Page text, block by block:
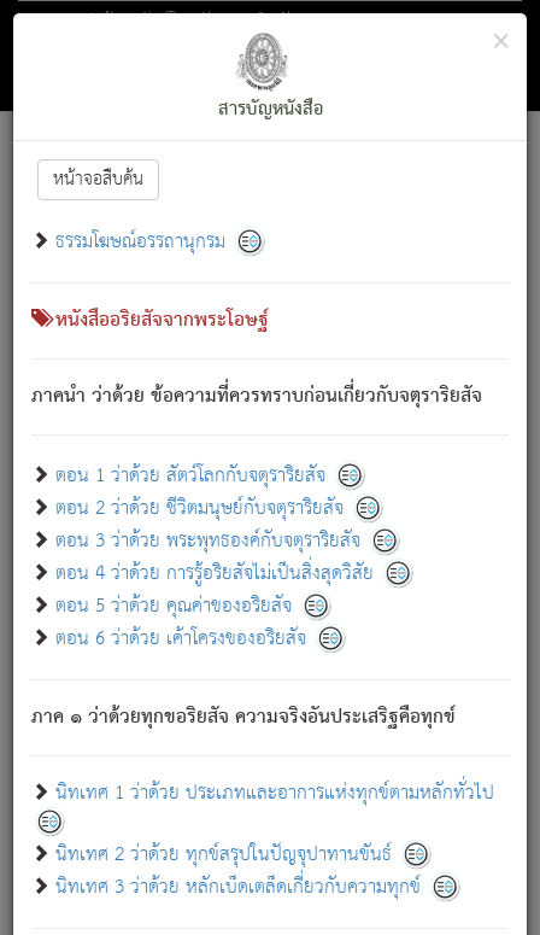
ตอน 1 ว่าด้วย สัตว์โลกกับจตุราริยสัจ
สารบัญ×
สารบัญหนังสือ
หน้าจอสืบค้น
ธรรมโฆษณ์อรรถานุกรม
หนังสืออริยสัจจากพระโอษฐ์
ภาคนำ ว่าด้วย ข้อความที่ควรทราบก่อนเกี่ยวกับจตุราริยสัจ
ตอน 1 ว่าด้วย สัตว์โลกกับจตุราริยสัจ
ตอน 2 ว่าด้วย ชีวิตมนุษย์กับจตุราริยสัจ
ตอน 3 ว่าด้วย พระพุทธองค์กับจตุราริยสัจ
ตอน 4 ว่าด้วย การรู้อริยสัจไม่เป็นสิ่งสุดวิสัย
ตอน 5 ว่าด้วย คุณค่าของอริยสัจ
ตอน 6 ว่าด้วย เค้าโครงของอริยสัจ
ภาค ๑ ว่าด้วยทุกขอริยสัจ ความจริงอันประเสริฐคือทุกข์
นิทเทศ 1 ว่าด้วย ประเภทและอาการแห่งทุกข์ตามหลักทั่วไป
นิทเทศ 2 ว่าด้วย ทุกข์สรุปในปัญจุปาทานขันธ์
นิทเทศ 3 ว่าด้วย หลักเบ็ดเตล็ดเกี่ยวกับความทุกข์
Font :15 ]||
สัตว์โลกนี้ เกิดความเดือดร้อนแล้ว มีผัสสะบังหน้า
เขาสำคัญสิ่งใด โดยความเป็นประการใด แต่สิ่งนั้นย่อมเป็น
(ตามที่เป็นจริง) โดยประการอื่นจากที่เขาสำคัญนั้น
สัตว์โลกติดข้องอยู่ในภพ ถูกภพบังหน้าแล้ว มีภพโดยความ
เป็นอย่างอื่น (จากที่มันเป็นอยู่จริง) จึงได้เพลิดเพลินยิ่งนักในภพ
เขาเพลิดเพลินยิ่งนักในสิ่งใด สิ่งนั้นเป็นภัย (ที่เขาไม่รู้จัก)
เขากลัวต่อสิ่งใดสิ่งนั้นเป็นทุกข์
พรหมจรรย์นี้ อันบุคคลย่อมประพฤติ ก็เพื่อการละขาดซึ่ง
ภพ.
สมณะหรือพราหมณ์เหล่าใด กล่าวความหลุดพ้นจากภพว่า
มีได้เพราะภพ เรากล่าวว่า สมณะหรือพราหมณ์ทั้งปวงนั้น
มิใช่ผู้หลดพ้นจากภพ.
ภพ ว่ามีได้เพราะวิภพ[2]: เรากล่าวว่า สมณะหรือพราหมณ์ทั้ง
ปวงนั้น ก็ยังสลัดภพออกไปไม่ได้.
ก็ทุกข์นี้มีขึ้น เพราะอาศัยซึ่งอุปธิทั้งปวง.
เพราะความสิ้นไปแห่งอุปาทานทั้งปวง ความเกิดขึ้นแห่ง
ทุกข์จึงไม่มี.
ท่านจงดูโลกนี้เถิด (จะเห็นว่า) สัตว์ทั้งหลายอันอวิชาหนา
แน่นบังหนาแล้ว; และว่า สัตว์ผู้ยินดีในภพอันเป็นแล้วนั้น ย่อม